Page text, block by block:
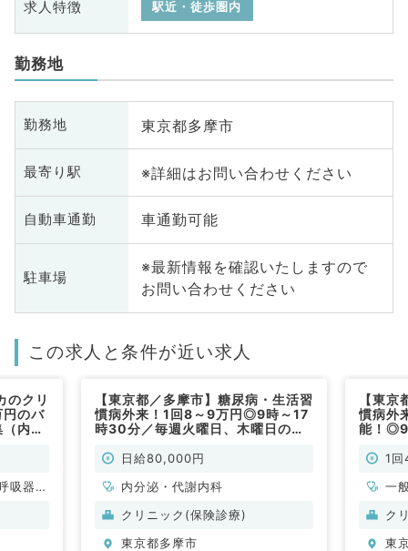
求人特徴 駅近・徒歩圏内
勤務地
勤務地 東京都多摩市
最寄り駅 ※詳細はお問い合わせください
自動車通勤 車通勤可能
駐車場
※最新情報を確認いたしますので
お問い合わせください
この求人と条件が近い求人
のクリ
円のバ
内科
吸器内
【東京都／多摩市】糖尿病・生活習
慣病外来！1回8～9万円◎9時～17
時30分／毎週火曜日、木曜日の募
腺内科／非常勤）
日給80,000円
内分泌・代謝内科
クリニック(保険診療)
東京都多摩市
【東
慣病外
能！◎9
科、
1
一
臓
ク
東